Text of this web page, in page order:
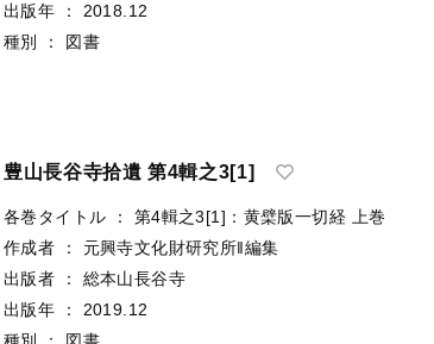
出版年
：
2018.12
種別
： 図書
豊山長谷寺拾遺 第4輯之3[1]
各巻タイトル ：
第4輯之3[1]：黄檗版一切経 上巻
作成者
：
元興寺文化財研究所‖編集
出版者
：
総本山長谷寺
出版年
：
2019.12